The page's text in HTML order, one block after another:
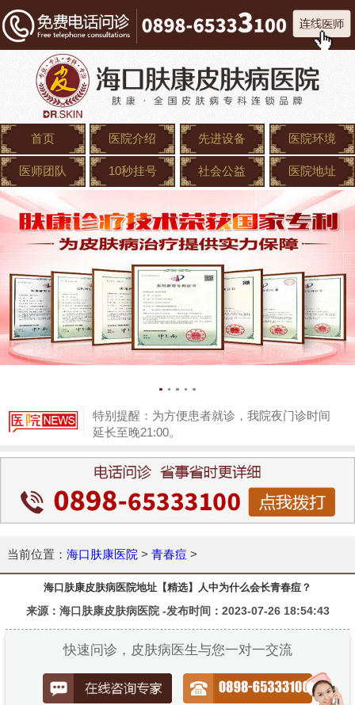
首页 医院介绍 先进设备 医院环境
医师团队 10秒挂号 社会公益 医院地址
特别提醒：为方便患者就诊，我院夜门诊时间
延长至晚21:00。
当前位置： 海口肤康医院 > 青春痘 >
海口肤康皮肤病医院地址【精选】人中为什么会长青春痘？
来源：海口肤康皮肤病医院 -发布时间：2023-07-26 18:54:43
快速问诊，皮肤病医生与您一对一交流